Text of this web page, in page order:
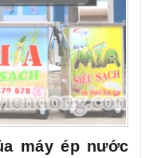
lý xe nước mía siêu
máy ép nước